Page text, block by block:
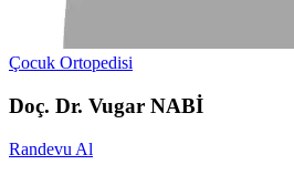
Çocuk Ortopedisi
Doç. Dr. Vugar NABİ
Randevu Al